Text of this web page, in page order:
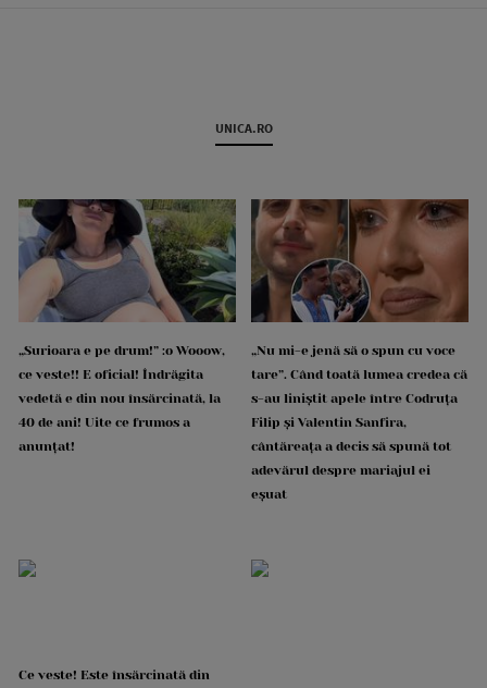
UNICA.RO
„Surioara e pe drum!” :o Wooow,
ce veste!! E oficial! Îndrăgita
vedetă e din nou însărcinată, la
40 de ani! Uite ce frumos a
anunțat!
„Nu mi-e jenă să o spun cu voce
tare”. Când toată lumea credea că
s-au liniștit apele între Codruța
Filip și Valentin Sanfira,
cântăreața a decis să spună tot
adevărul despre mariajul ei
eșuat
Ce veste! Este însărcinată din